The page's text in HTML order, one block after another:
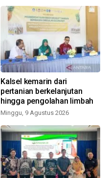
Kalsel kemarin dari
pertanian berkelanjutan
hingga pengolahan limbah
Minggu, 9 Agustus 2026